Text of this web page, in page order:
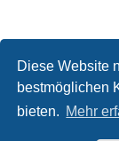
Diese Website
bestmöglichen
bieten. Mehr
Du darfstkeineneuen
Du darfst deine Beiträge
Du darfstkeine